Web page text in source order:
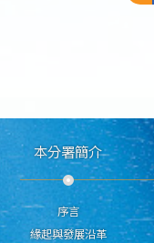
本分署簡介
序言
緣起與發展沿革